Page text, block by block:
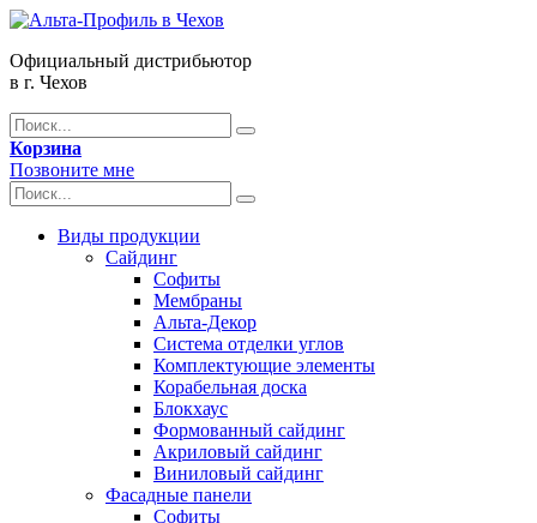
Официальный дистрибьютор
в г. Чехов
Корзина
Позвоните мне
Виды продукции
Сайдинг
Софиты
Мембраны
Альта-Декор
Система отделки углов
Комплектующие элементы
Корабельная доска
Блокхаус
Формованный сайдинг
Акриловый сайдинг
Виниловый сайдинг
Фасадные панели
Софиты